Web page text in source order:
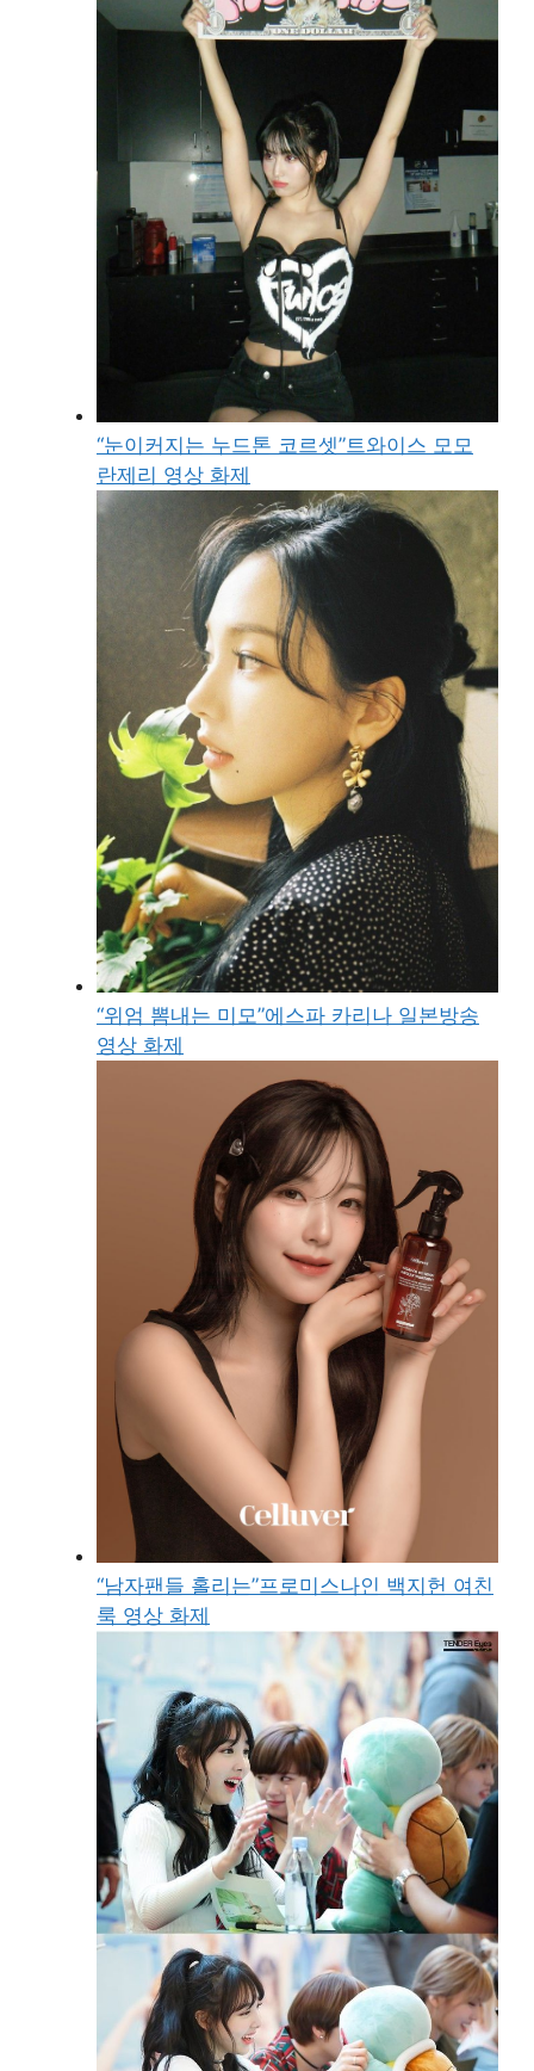
“눈이커지는 누드톤 코르셋”트와이스 모모
란제리 영상 화제
“위엄 뽐내는 미모”에스파 카리나 일본방송
영상 화제
“남자팬들 홀리는”프로미스나인 백지헌 여친
룩 영상 화제